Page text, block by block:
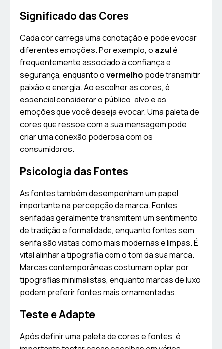
Significado das Cores
Cada cor carrega uma conotação e pode evocar
diferentes emoções. Por exemplo, o azulé
frequentemente associado à confiança e
segurança, enquanto overmelho pode transmitir
paixão e energia. Ao escolher as cores, é
essencial considerar o público-alvo e as
emoções que você deseja evocar. Uma paleta de
cores que ressoe com a sua mensagem pode
criar uma conexão poderosa com os
consumidores.
Psicologia das Fontes
As fontes também desempenham um papel
importante na percepção da marca. Fontes
serifadas geralmente transmitem um sentimento
de tradição e formalidade, enquanto fontes sem
serifa são vistas como mais modernas e limpas. É
vital alinhar a tipografia com o tom da sua marca.
Marcas contemporâneas costumam optar por
tipografias minimalistas, enquanto marcas de luxo
podem preferir fontes mais ornamentadas.
Teste e Adapte
Após definir uma paleta de cores e fontes, é